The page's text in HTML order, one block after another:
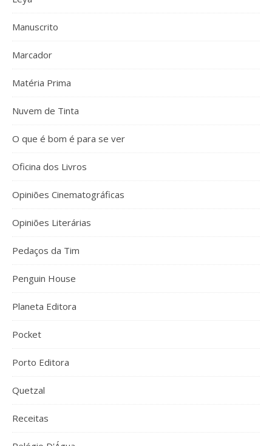
Manuscrito
Marcador
Matéria Prima
Nuvem de Tinta
O que é bom é para se ver
Oficina dos Livros
Opiniões Cinematográficas
Opiniões Literárias
Pedaços da Tim
Penguin House
Planeta Editora
Pocket
Porto Editora
Quetzal
Receitas